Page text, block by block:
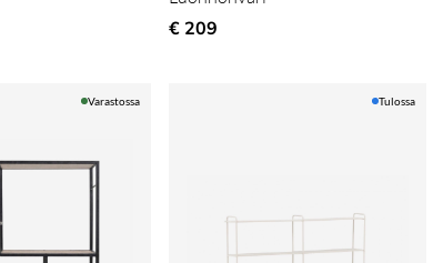
hinta
€ 209
Varastossa Tulossa